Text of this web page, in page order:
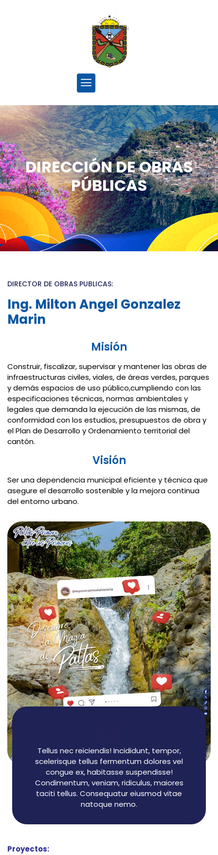
DIRECCIÓN DE OBRAS
PÚBLICAS
DIRECTOR DE OBRAS PUBLICAS:
Ing. Milton Angel Gonzalez
Marin
Misión
Construir, fiscalizar, supervisar y mantener las obras de
infraestructuras civiles, viales, de áreas verdes, parques
y demás espacios de uso público,cumpliendo con las
especificaciones técnicas, normas ambientales y
legales que demanda la ejecución de las mismas, de
conformidad con los estudios, presupuestos de obra y
el Plan de Desarrollo y Ordenamiento territorial del
cantón.
Visión
Ser una dependencia municipal eficiente y técnica que
asegure el desarrollo sostenible y la mejora continua
del entorno urbano.
Tellus nec reiciendis! Incididunt, tempor,
scelerisque tellus fermentum dolores vel
congue ex, habitasse suspendisse!
Condimentum, veniam, ridiculus, maiores
taciti tellus. Consequatur eiusmod vitae
natoque nemo.
Proyectos: